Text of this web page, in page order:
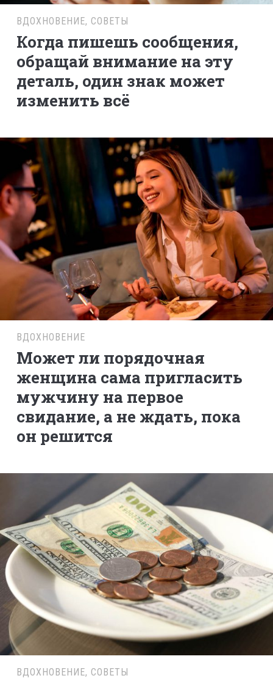
ВДОХНОВЕНИЕ, СОВЕТЫ
Когда пишешь сообщения,
обращай внимание на эту
деталь, один знак может
изменить всё
ВДОХНОВЕНИЕ
Может ли порядочная
женщина сама пригласить
мужчину на первое
свидание, а не ждать, пока
он решится
ВДОХНОВЕНИЕ, СОВЕТЫ